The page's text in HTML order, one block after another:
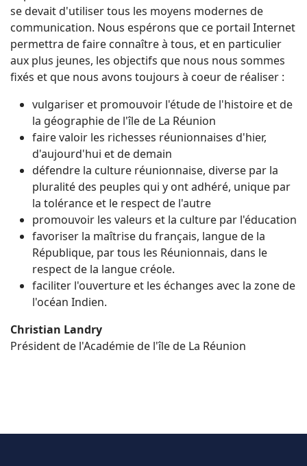
se devait d'utiliser tous les moyens modernes de
communication. Nous espérons que ce portail Internet
permettra de faire connaître à tous, et en particulier
aux plus jeunes, les objectifs que nous nous sommes
fixés et que nous avons toujours à coeur de réaliser :
vulgariser et promouvoir l'étude de l'histoire et de
la géographie de l'île de La Réunion
faire valoir les richesses réunionnaises d'hier,
d'aujourd'hui et de demain
défendre la culture réunionnaise, diverse par la
pluralité des peuples qui y ont adhéré, unique par
la tolérance et le respect de l'autre
promouvoir les valeurs et la culture par l'éducation
favoriser la maîtrise du français, langue de la
République, par tous les Réunionnais, dans le
respect de la langue créole.
faciliter l'ouverture et les échanges avec la zone de
l'océan Indien.
Christian Landry
Président de l'Académie de l'île de La Réunion